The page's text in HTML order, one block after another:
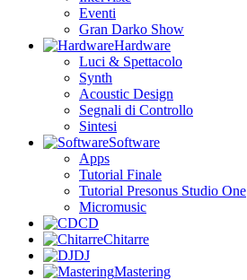
Eventi
Gran Darko Show
Hardware
Luci & Spettacolo
Synth
Acoustic Design
Segnali di Controllo
Sintesi
Software
Apps
Tutorial Finale
Tutorial Presonus Studio One
Micromusic
CD
Chitarre
DJ
Mastering